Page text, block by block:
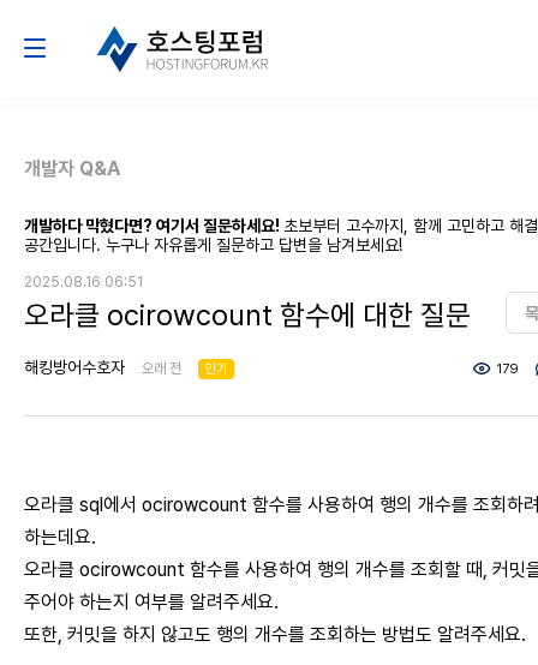
개발자 Q&A
개발하다 막혔다면? 여기서 질문하세요! 초보부터 고수까지, 함께 고민하고 해
공간입니다. 누구나 자유롭게 질문하고 답변을 남겨보세요!
2025.08.16 06:51
오라클 ocirowcount 함수에 대한 질문
해킹방어수호자 오래 전 인기 179
오라클 sql에서 ocirowcount 함수를 사용하여 행의 개수를 조회하
하는데요.
오라클 ocirowcount 함수를 사용하여 행의 개수를 조회할 때, 커밋
주어야 하는지 여부를 알려주세요.
또한, 커밋을 하지 않고도 행의 개수를 조회하는 방법도 알려주세요.